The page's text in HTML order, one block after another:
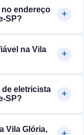
no endereço
na Vila
eletricista
Vila Glória,